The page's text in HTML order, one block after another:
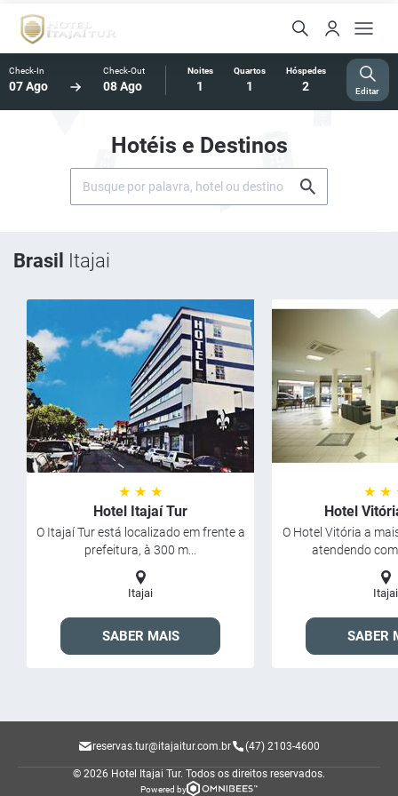
Check-In
07 Ago
Check-Out
08 Ago
Noites
1
Quartos
1
Hóspedes
2 Editar
Hotéis e Destinos
Brasil Itajai
★ ★ ★
Hotel Itajaí Tur
O Itajaí Tur está localizado em frente a
prefeitura, à 300 m...
Itajai
SABER MAIS
★ ★
Hotel
O Hotel Vitória a
atendendo
Itajai
SABER
reservas.tur@itajaitur.com.br (47) 2103-4600
© 2026 Hotel Itajai Tur. Todos os direitos reservados.
Powered by